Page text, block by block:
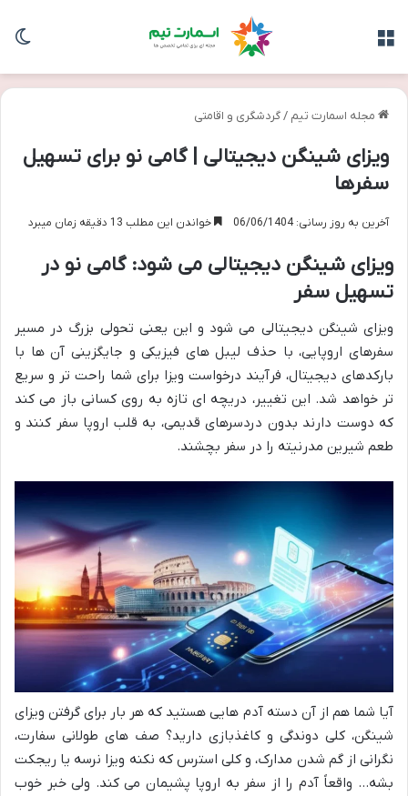
مجله اسمارت تیم /گردشگری و اقامتی
ویزای شینگن دیجیتالی | گامی نو برای تسهیل
سفرها
آخرین به روز رسانی: 06/06/1404 خواندن این مطلب 13 دقیقه زمان میبرد
ویزای شینگن دیجیتالی می شود: گامی نو در
تسهیل سفر
ویزای شینگن دیجیتالی می شود و این یعنی تحولی بزرگ در مسیر
سفرهای اروپایی، با حذف لیبل های فیزیکی و جایگزینی آن ها با
بارکدهای دیجیتال، فرآیند درخواست ویزا برای شما راحت تر و سریع
تر خواهد شد. این تغییر، دریچه ای تازه به روی کسانی باز می کند
که دوست دارند بدون دردسرهای قدیمی، به قلب اروپا سفر کنند و
طعم شیرین مدرنیته را در سفر بچشند.
آیا شما هم از آن دسته آدم هایی هستید که هر بار برای گرفتن ویزای
شینگن، کلی دوندگی و کاغذبازی دارید؟ صف های طولانی سفارت،
نگرانی از گم شدن مدارک، و کلی استرس که نکنه ویزا نرسه یا ریجکت
بشه… واقعاً آدم را از سفر به اروپا پشیمان می کند. ولی خبر خوب